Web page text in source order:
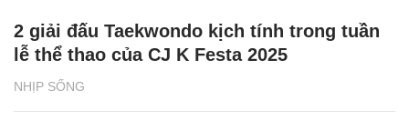
NHỊP SỐNG
2 giải đấu Taekwondo kịch tính trong tuần
lễ thể thao của CJ K Festa 2025